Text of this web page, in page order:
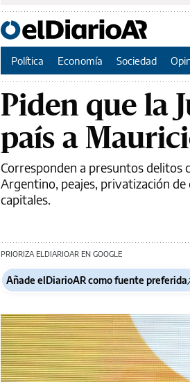
Política Economía Sociedad
Piden que la
país a
Corresponden a presuntos delitos
Argentino, peajes, privatización de
capitales.
PRIORIZA ELDIARIOAR EN GOOGLE
Añade elDiarioAR como fuente preferida